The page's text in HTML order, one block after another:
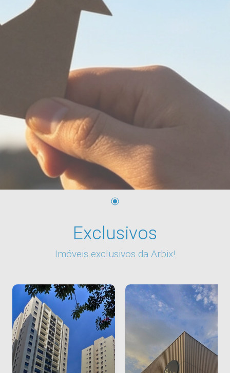
Exclusivos
Imóveis exclusivos da Arbix!